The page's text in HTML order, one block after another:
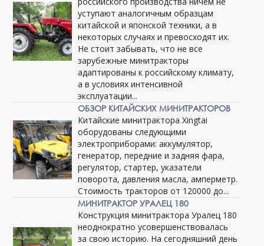
уступают аналогичным образцам
китайской и японской техники, а в
некоторых случаях и превосходят их.
Не стоит забывать, что не все
зарубежные минитракторы
адаптированы к российскому климату,
а в условиях интенсивной
эксплуатации...
ОБЗОР КИТАЙСКИХ МИНИТРАКТОРОВ
Китайские минитрактора Xingtai
оборудованы следующими
электроприборами: аккумулятор,
генератор, передние и задняя фара,
регулятор, стартер, указатели
поворота, давления масла, амперметр.
Стоимость тракторов от 120000 до...
МИНИТРАКТОР УРАЛЕЦ 180
Конструкция минитрактора Уралец 180
неоднократно усовершенствовалась
за свою историю. На сегодняшний день